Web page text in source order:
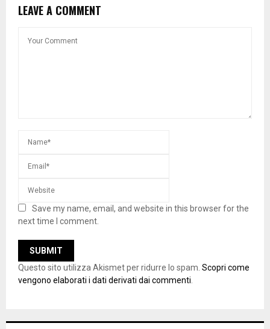
LEAVE A COMMENT
Save my name, email, and website in this browser for the
next time I comment.
Questo sito utilizza Akismet per ridurre lo spam. Scopri come
vengono elaborati i dati derivati dai commenti